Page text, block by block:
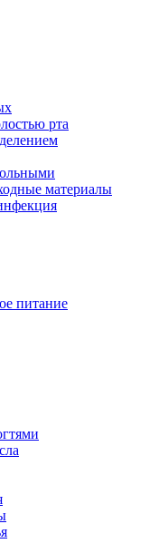
рта
материалы
питание